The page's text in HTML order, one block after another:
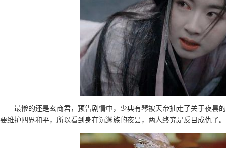
最惨的还是玄商君，预告剧情中，少典有琴被天帝抽走了关于夜昙
要维护四界和平，所以看到身在沉渊族的夜昙，两人终究是反目成仇了。